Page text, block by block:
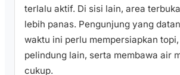
terlalu aktif. Di sisi lain, area
lebih panas. Pengunjung yang
waktu ini perlu mempersiapkan
pelindung lain, serta membawa air
cukup.